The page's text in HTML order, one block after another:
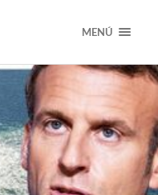
MENÚ